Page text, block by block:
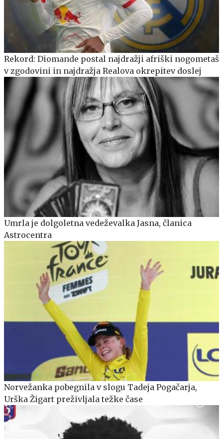
Rekord: Diomande postal najdražji afriški nogometaš
v zgodovini in najdražja Realova okrepitev doslej
Umrla je dolgoletna vedeževalka Jasna, članica
Astrocentra
Norvežanka pobegnila v slogu Tadeja Pogačarja,
Urška Žigart preživljala težke čase